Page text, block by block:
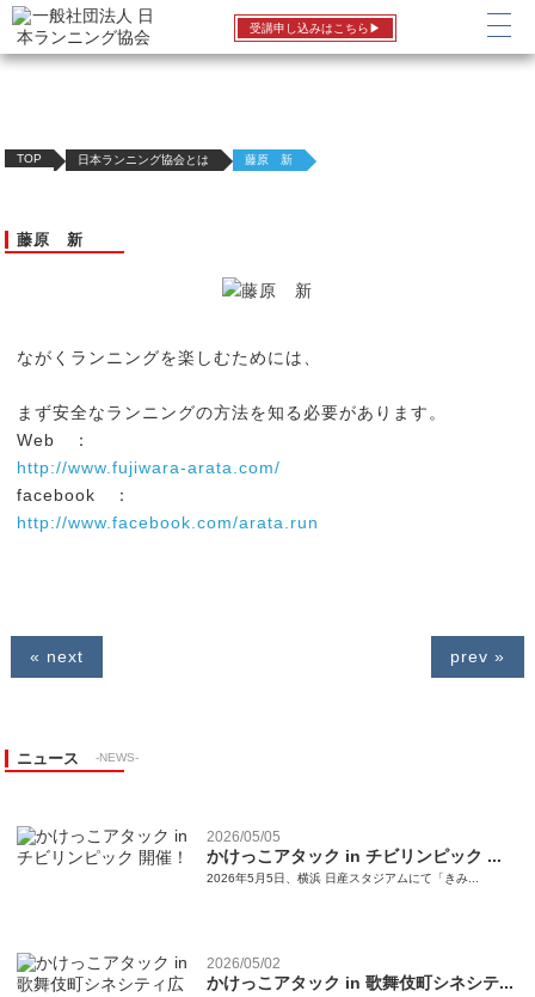
受講申し込みはこちら▶
TOP 日本ランニング協会とは 藤原 新
藤原 新
ながくランニングを楽しむためには、
まず安全なランニングの方法を知る必要があります。
Web ：
http://www.fujiwara-arata.com/
facebook ：
http://www.facebook.com/arata.run
« next prev »
ニュース -NEWS-
2026/05/05
かけっこアタック in チビリンピック ...
2026年5月5日、横浜 日産スタジアムにて「きみ...
2026/05/02
かけっこアタック in 歌舞伎町シネシテ...